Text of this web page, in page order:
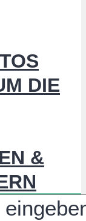
DIE
&